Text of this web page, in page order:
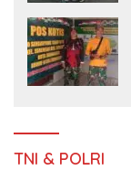
TNI & POLRI